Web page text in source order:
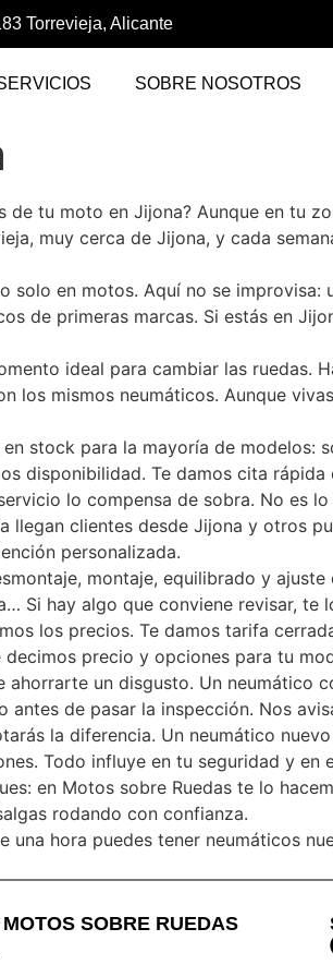
Torrevieja, Alicante
SOBRE NOSOTROS
tu moto en Jijona? Aunque en tu
muy cerca de Jijona, y cada
en motos. Aquí no se improvisa:
de primeras marcas. Si estás en
ideal para cambiar las ruedas.
los mismos neumáticos. Aunque
stock para la mayoría de modelos:
disponibilidad. Te damos cita
lo compensa de sobra. No es
clientes desde Jijona y otros
personalizada.
montaje, equilibrado y
Si hay algo que conviene revisar, te
los precios. Te damos tarifa
precio y opciones para tu
ahorrarte un disgusto. Un neumático
de pasar la inspección. Nos
la diferencia. Un neumático
Todo influye en tu seguridad y en
en Motos sobre Ruedas te lo
rodando con confianza.
una hora puedes tener neumáticos
SOBRE RUEDAS